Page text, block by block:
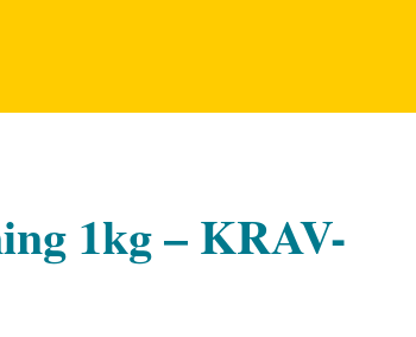
1kg – KRAV-